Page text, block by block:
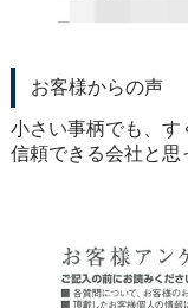
お客様からの声
小さい事柄でも、す
信頼できる会社と思